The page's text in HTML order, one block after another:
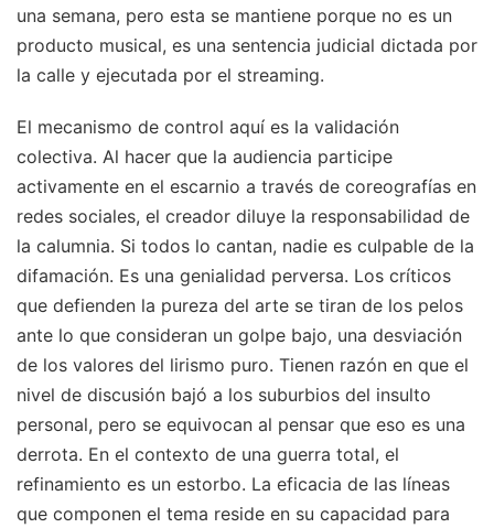
una semana, pero esta se mantiene porque no es un
producto musical, es una sentencia judicial dictada por
la calle y ejecutada por el streaming.
El mecanismo de control aquí es la validación
colectiva. Al hacer que la audiencia participe
activamente en el escarnio a través de coreografías en
redes sociales, el creador diluye la responsabilidad de
la calumnia. Si todos lo cantan, nadie es culpable de la
difamación. Es una genialidad perversa. Los críticos
que defienden la pureza del arte se tiran de los pelos
ante lo que consideran un golpe bajo, una desviación
de los valores del lirismo puro. Tienen razón en que el
nivel de discusión bajó a los suburbios del insulto
personal, pero se equivocan al pensar que eso es una
derrota. En el contexto de una guerra total, el
refinamiento es un estorbo. La eficacia de las líneas
que componen el tema reside en su capacidad para